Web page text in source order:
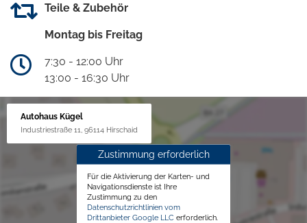
Teile & Zubehör
Montag bis Freitag
7:30 - 12:00 Uhr
13:00 - 16:30 Uhr
Autohaus Kügel
Industriestraße 11, 96114 Hirschaid
Zustimmung erforderlich
Für die Aktivierung der Karten- und
Navigationsdienste ist Ihre
Zustimmung zu den
Datenschutzrichtlinien vom
Drittanbieter Google LLC erforderlich.